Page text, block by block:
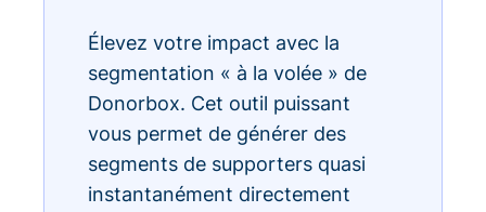
Élevez votre impact avec la
segmentation « à la volée » de
Donorbox. Cet outil puissant
vous permet de générer des
segments de supporters quasi
instantanément directement